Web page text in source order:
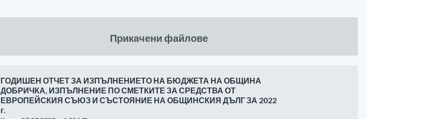
Прикачени файлове
ГОДИШЕН ОТЧЕТ ЗА ИЗПЪЛНЕНИЕТО НА БЮДЖЕТА НА ОБЩИНА
ДОБРИЧКА, ИЗПЪЛНЕНИЕ ПО СМЕТКИТЕ ЗА СРЕДСТВА ОТ
ЕВРОПЕЙСКИЯ СЪЮЗ И СЪСТОЯНИЕ НА ОБЩИНСКИЯ ДЪЛГ ЗА 2022
г.